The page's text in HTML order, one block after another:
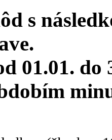
s
01.01. do